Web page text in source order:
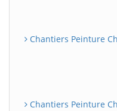
Chantiers Peinture
Chantiers Peinture